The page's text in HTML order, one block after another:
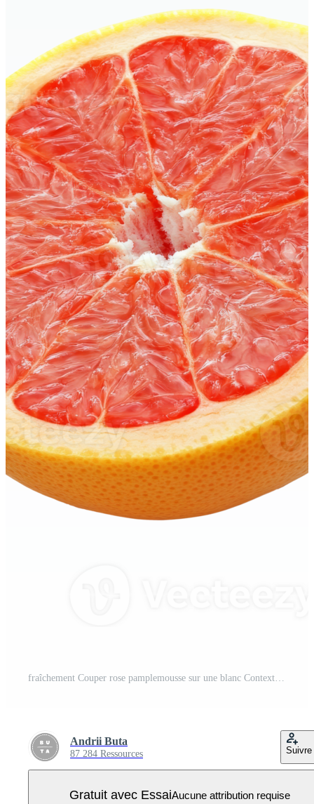
fraîchement Couper rose pamplemousse sur une blanc Contexte isolé transparent PNG Pro
Andrii Buta
87 284 Ressources Suivre
Gratuit avec EssaiAucune attribution requise